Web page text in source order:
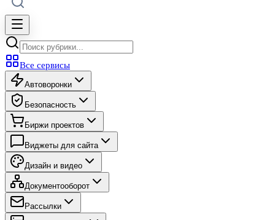
Все сервисы
Автоворонки
Безопасность
Биржи проектов
Виджеты для сайта
Дизайн и видео
Документооборот
Рассылки